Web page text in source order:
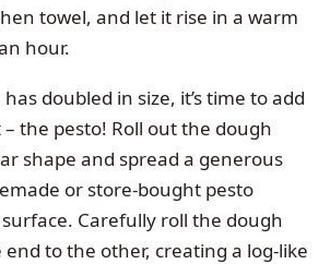
towel, and let it rise in a warm
hour.
doubled in size, it’s time to add
the pesto! Roll out the dough
shape and spread a generous
or store-bought pesto
Carefully roll the dough
to the other, creating a log-like